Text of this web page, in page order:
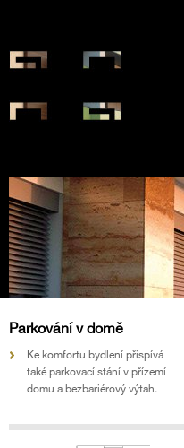
Parkování v domě
Ke komfortu bydlení přispívá
také parkovací stání v přízemí
domu a bezbariérový výtah.